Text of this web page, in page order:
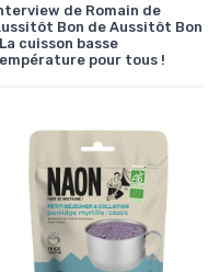
de Romain de
Bon de Aussitôt Bon
cuisson basse
pour tous !